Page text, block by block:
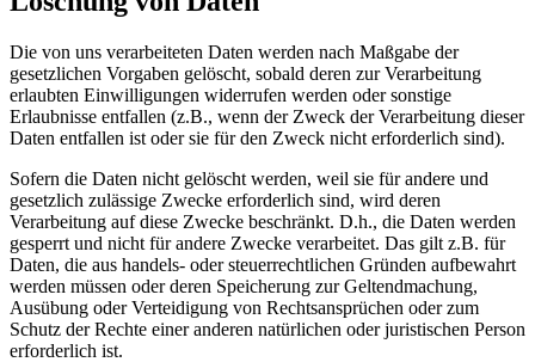
Die von uns verarbeiteten Daten werden nach Maßgabe der
gesetzlichen Vorgaben gelöscht, sobald deren zur Verarbeitung
erlaubten Einwilligungen widerrufen werden oder sonstige
Erlaubnisse entfallen (z.B., wenn der Zweck der Verarbeitung dieser
Daten entfallen ist oder sie für den Zweck nicht erforderlich sind).
Sofern die Daten nicht gelöscht werden, weil sie für andere und
gesetzlich zulässige Zwecke erforderlich sind, wird deren
Verarbeitung auf diese Zwecke beschränkt. D.h., die Daten werden
gesperrt und nicht für andere Zwecke verarbeitet. Das gilt z.B. für
Daten, die aus handels- oder steuerrechtlichen Gründen aufbewahrt
werden müssen oder deren Speicherung zur Geltendmachung,
Ausübung oder Verteidigung von Rechtsansprüchen oder zum
Schutz der Rechte einer anderen natürlichen oder juristischen Person
erforderlich ist.